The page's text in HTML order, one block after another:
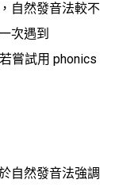
自然發音法較不
次遇到
嘗試用 phonics
自然發音法強調